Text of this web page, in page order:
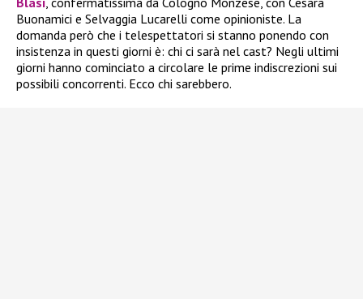
Buonamici e Selvaggia Lucarelli come opinioniste. La
domanda però che i telespettatori si stanno ponendo con
insistenza in questi giorni è: chi ci sarà nel cast? Negli ultimi
giorni hanno cominciato a circolare le prime indiscrezioni sui
possibili concorrenti. Ecco chi sarebbero.